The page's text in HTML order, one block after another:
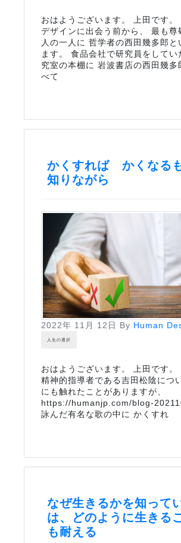
おはようございます。 上田です。
デザインに出会う前から、 最も尊
人の一人に 哲学者の西田幾多郎と
ます。 食品会社で研究員をしてい
究室の本棚に 岩波書店の西田幾多
べて
かくすれば かくなる
知りながら
2022年 11月 12日 By Human
人生の選択
おはようございます。 上田です。
精神的指導者である吉田松陰につ
にも触れたことがありますが、
https://humanjp.com/blog-
詠んだ有名な歌の中に かくすれ
なぜ生きるかを知って
は、どのように生きる
も耐える